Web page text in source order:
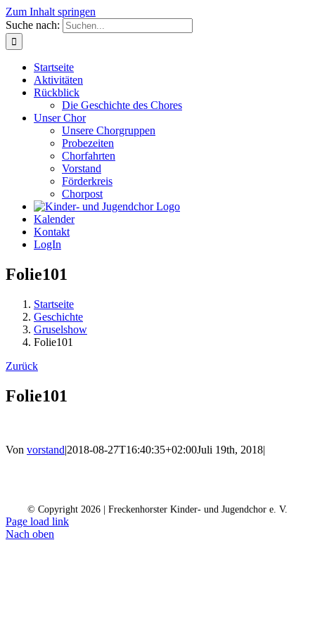
Zum Inhalt springen
Suche nach:
Startseite
Aktivitäten
Rückblick
Die Geschichte des Chores
Unser Chor
Unsere Chorgruppen
Probezeiten
Chorfahrten
Vorstand
Förderkreis
Chorpost
Kalender
Kontakt
LogIn
Folie101
Startseite
Geschichte
Gruselshow
Folie101
Zurück
Folie101
Von vorstand|2018-08-27T16:40:35+02:00Juli 19th, 2018|
© Copyright 2026 | Freckenhorster Kinder- und Jugendchor e. V.
Page load link
Nach oben